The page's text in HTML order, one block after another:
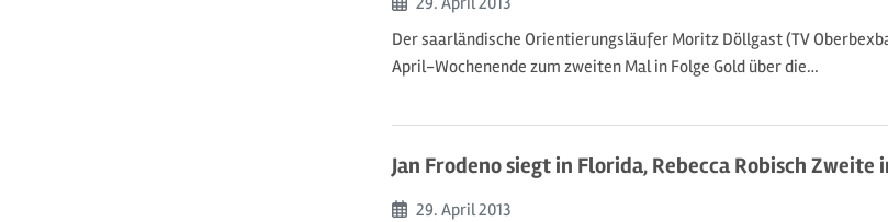
Der saarländische Orientierungsläufer Moritz Döllgast (TV
April-Wochenende zum zweiten Mal in Folge Gold über die…
Jan Frodeno siegt in Florida, Rebecca Robisch Zweite
Beginn:
29. April2013